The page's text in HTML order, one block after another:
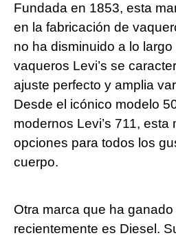
Fundada en 1853, esta
en⁣ la fabricación de
no ha disminuido a lo
vaqueros Levi’s se
ajuste⁢ perfecto y‌ amplia
Desde el icónico modelo
modernos Levi’s ​711, esta
opciones para todos los
cuerpo.
Otra‌ marca que ha
recientemente es Diesel.